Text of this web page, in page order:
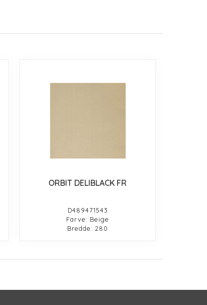
ORBIT DELIBLACK FR
D489471543
Farve: Beige
Bredde: 280